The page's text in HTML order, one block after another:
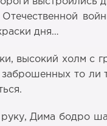
дня…
высокий холм с
то
Дима бодро